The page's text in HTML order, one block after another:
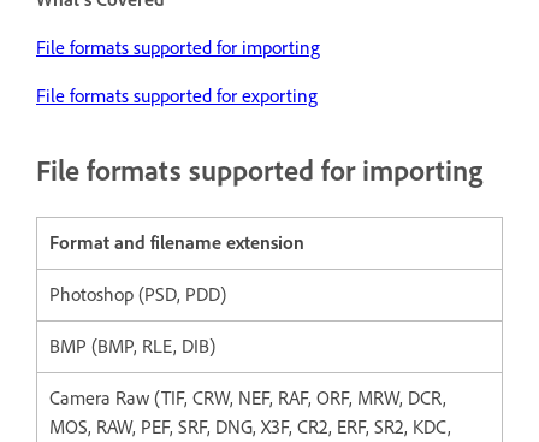
File formats supported for importing
File formats supported for exporting
File formats supported for importing
Format and filename extension
Photoshop (PSD, PDD)
BMP (BMP, RLE, DIB)
Camera Raw (TIF, CRW, NEF, RAF, ORF, MRW, DCR,
MOS, RAW, PEF, SRF, DNG, X3F, CR2, ERF, SR2, KDC,